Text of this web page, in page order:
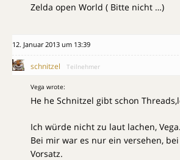
Zelda open World ( Bitte nicht …)
12. Januar 2013 um 13:39
schnitzel Teilnehmer
Vega wrote:
He he Schnitzel gibt schon
Ich würde nicht zu laut lachen, Vega.
Bei mir war es nur ein versehen,
Vorsatz.